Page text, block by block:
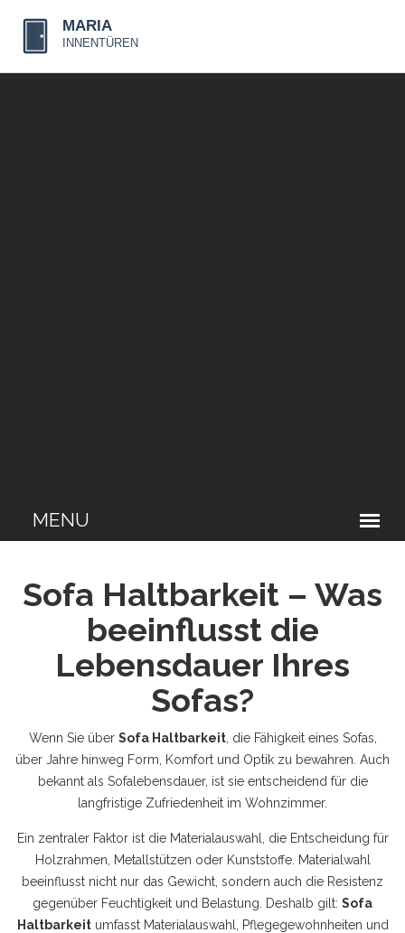
Sofa Haltbarkeit – Was
beeinflusst die
Lebensdauer Ihres
Sofas?
Wenn Sie über Sofa Haltbarkeit, die Fähigkeit eines Sofas,
über Jahre hinweg Form, Komfort und Optik zu bewahren . Auch
bekannt als Sofalebensdauer, ist sie entscheidend für die
langfristige Zufriedenheit im Wohnzimmer.
Ein zentraler Faktor ist die Materialauswahl
die Entscheidung für
Holzrahmen, Metallstützen oder Kunststoffe. Materialwahl
beeinflusst nicht nur das Gewicht, sondern auch die Resistenz
gegenüber Feuchtigkeit und Belastung. Deshalb gilt: Sofa
Haltbarkeitumfasst Materialauswahl, Pflegegewohnheiten und